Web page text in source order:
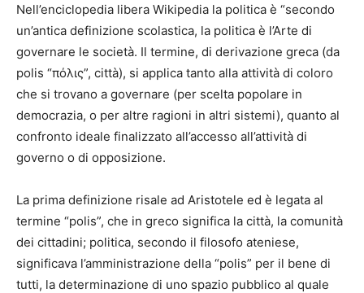
Nell’enciclopedia libera Wikipedia la politica è “secondo
un’antica definizione scolastica, la politica è l’Arte di
governare le società. Il termine, di derivazione greca (da
polis “πόλις”, città), si applica tanto alla attività di coloro
che si trovano a governare (per scelta popolare in
democrazia, o per altre ragioni in altri sistemi), quanto al
confronto ideale finalizzato all’accesso all’attività di
governo o di opposizione.
La prima definizione risale ad Aristotele ed è legata al
termine “polis”, che in greco significa la città, la comunità
dei cittadini; politica, secondo il filosofo ateniese,
significava l’amministrazione della “polis” per il bene di
tutti, la determinazione di uno spazio pubblico al quale